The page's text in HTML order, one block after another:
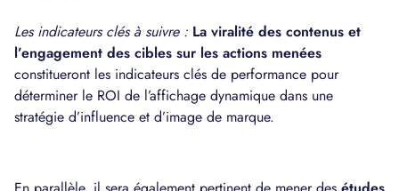
Les indicateurs clés à suivre : La viralité des contenus et
l’engagement des cibles sur les actions menées
constitueront les indicateurs clés de performance pour
déterminer le ROI de l’affichage dynamique dans une
stratégie d’influence et d’image de marque.